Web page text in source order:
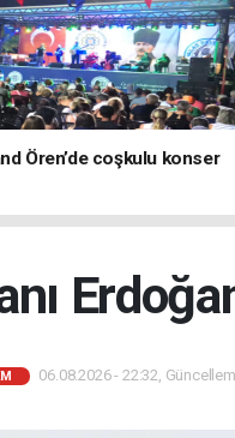
Ören’de coşkulu konser
06.08.2026 - 22:32,